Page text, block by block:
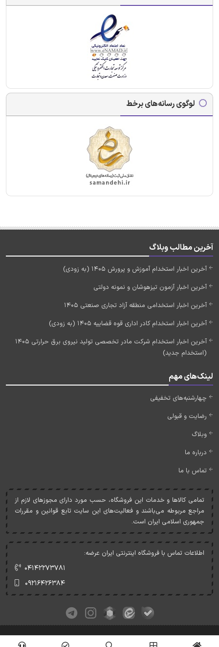
لوگوی رسانه‌های برخط
آخرین مطالب وبلاگ
آخرین اخبار استخدام آموزش و پرورش 1405 (به زودی)
آخرین اخبار آزمون تیزهوشان و نمونه دولتی
آخرین اخبار استخدامی منطقه آزاد تجاری صنعتی 1405
آخرین اخبار استخدام کادر اداری قوه قضاییه 1405 (به زودی)
آخرین اخبار استخدام شرکت مادر تخصصی تولید نیروی برق حرارتی 1405
(استخدام جدید)
لینک‌های مهم
چهارشنبه‌های تخفیفی
رضایت و قبولی
وبلاگ
درباره ما
تماس با ما
تمامی کالاها و خدمات اين فروشگاه، حسب مورد دارای مجوزهای لازم از
مراجع مربوطه می‌باشند و فعاليت‌های اين سايت تابع قوانين و مقررات
جمهوری اسلامی ايران است.
اطلاعات تماس با فروشگاه اینترنتی ایران عرضه:
۰۴۱۴۲۲۷۳۷۸۱
۰۹۲۱۶۴۲۶۳۸۴